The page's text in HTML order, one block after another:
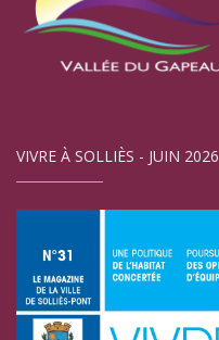
VIVRE À SOLLIÈS - JUIN 2026